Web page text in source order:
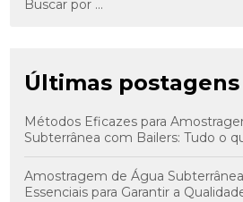
Últimas postagens
Métodos Eficazes para
Subterrânea com Bailers: Tudo o
Amostragem de Água
Essenciais para Garantir a